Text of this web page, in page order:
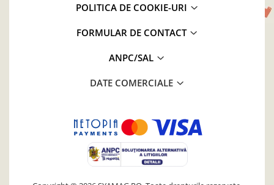
POLITICA DE COOKIE-URI
FORMULAR DE CONTACT
ANPC/SAL
DATE COMERCIALE